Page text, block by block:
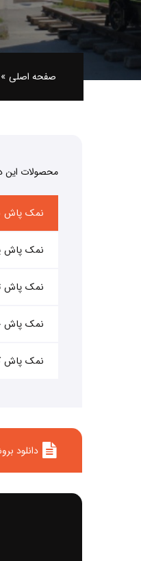
صفحه اصلی »
محصولات این
نمک پاش
نمک پاش
نمک پاش
نمک پاش
نمک
دانلود